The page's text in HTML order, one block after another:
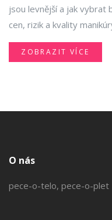
jsou levnější a jak vybrat
cen, rizik a kvality
ZOBRAZIT VÍCE
O nás
pece-o-telo, pece-o-plet